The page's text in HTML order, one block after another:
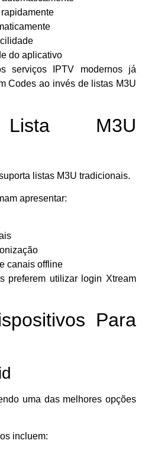
do aplicativo
serviços IPTV modernos já
Codes ao invés de listas M3U
M3U
listas M3U tradicionais.
apresentar:
canais offline
preferem utilizar login Xtream
Para
uma das melhores opções
incluem: